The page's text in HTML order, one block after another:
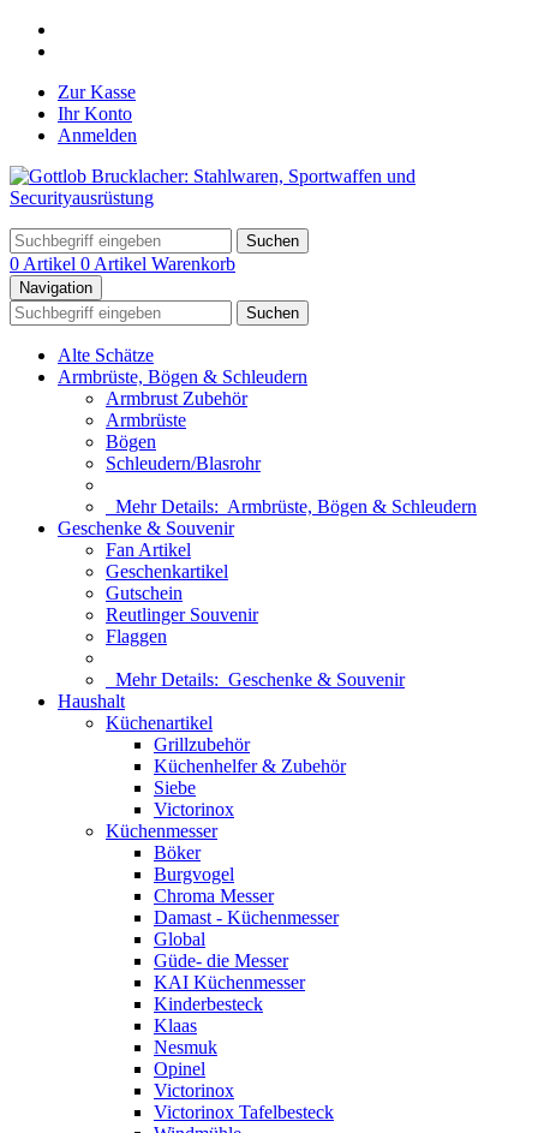
Zur Kasse
Ihr Konto
Anmelden
Suchen
0 Artikel 0 Artikel Warenkorb
Navigation
Suchen
Alte Schätze
Armbrüste, Bögen & Schleudern
Armbrust Zubehör
Armbrüste
Bögen
Schleudern/Blasrohr
Mehr Details: Armbrüste, Bögen & Schleudern
Geschenke & Souvenir
Fan Artikel
Geschenkartikel
Gutschein
Reutlinger Souvenir
Flaggen
Mehr Details: Geschenke & Souvenir
Haushalt
Küchenartikel
Grillzubehör
Küchenhelfer & Zubehör
Siebe
Victorinox
Küchenmesser
Böker
Burgvogel
Chroma Messer
Damast - Küchenmesser
Global
Güde- die Messer
KAI Küchenmesser
Kinderbesteck
Klaas
Nesmuk
Opinel
Victorinox
Victorinox Tafelbesteck